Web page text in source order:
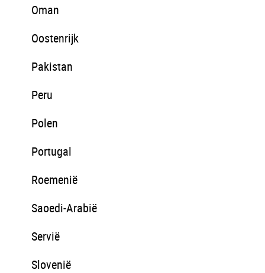
Oman
Oostenrijk
Pakistan
Peru
Polen
Portugal
Roemenië
Saoedi-Arabië
Servië
Slovenië